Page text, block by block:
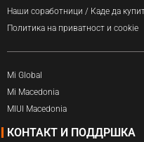
Наши соработници / Каде да
Политика на приватност и cookie
Mi Global
Mi Macedonia
MIUI Macedonia
КОНТАКТ И ПОДДРШКА